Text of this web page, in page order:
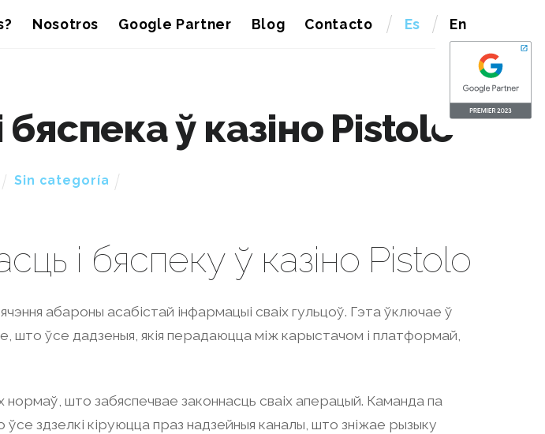
Nosotros Google Partner Blog Contacto Es En
ў казіно Pistolo
Sin categoría
і бяспеку ў казіно Pistolo
абароны асабістай інфармацыі сваіх гульцоў. Гэта ўключае ў
што ўсе дадзеныя, якія перадаюцца між карыстачом і платформай,
што забяспечвае законнасць сваіх аперацый. Каманда па
здзелкі кіруюцца праз надзейныя каналы, што зніжае рызыку